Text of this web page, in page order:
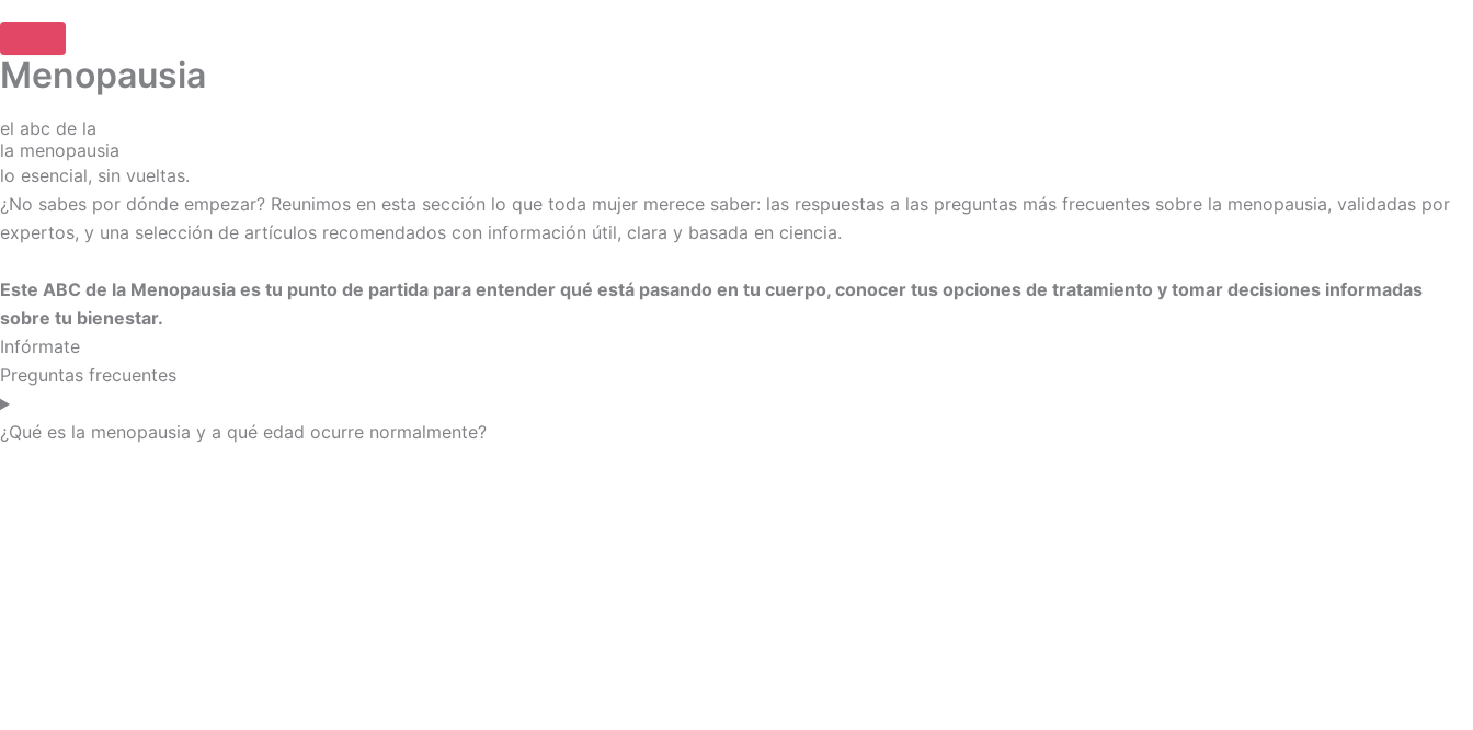
Menopausia
el abc de la
la menopausia
lo esencial, sin vueltas.
¿No sabes por dónde empezar? Reunimos en esta sección lo que toda mujer merece saber: las respuestas a las preguntas más frecuentes sobre la menopausia, validadas por
expertos, y una selección de artículos recomendados con información útil, clara y basada en ciencia.
Este ABC de la Menopausia es tu punto de partida para entender qué está pasando en tu cuerpo, conocer tus opciones de tratamiento y tomar decisiones informadas
sobre tu bienestar.
Infórmate
Preguntas frecuentes
¿Qué es la menopausia y a qué edad ocurre normalmente?